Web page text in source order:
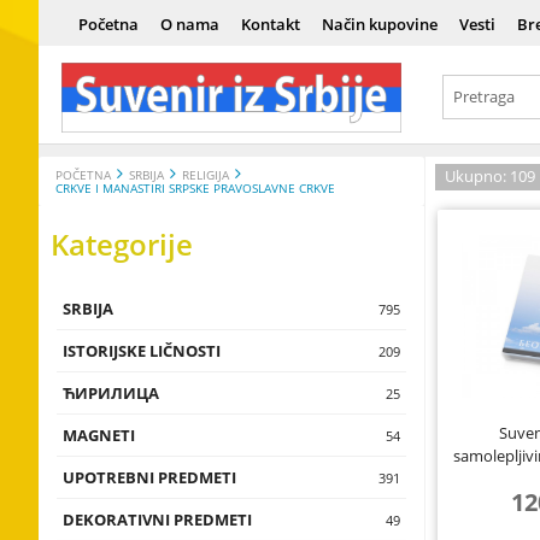
Početna O nama Kontakt Način kupovine Vesti
POČETNA SRBIJA
RELIGIJA
CRKVE I MANASTIRI SRPSKE PRAVOSLAVNE CRKVE
Kategorije
SRBIJA 795
Tradicija i
ISTORIJSKE LIČNOSTI 209
Naučnici
ЋИРИЛИЦА 25
Сувенири
MAGNETI 54 Magneti sa
Magneti sa
UPOTREBNI PREDMETI 391
flaše,
DEKORATIVNI PREDMETI 49 Zidne
Ukupno: 109